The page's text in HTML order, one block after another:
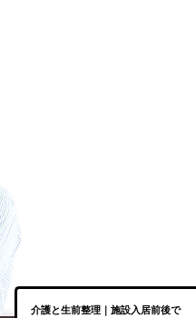
介護と生前整理｜施設入居前後で